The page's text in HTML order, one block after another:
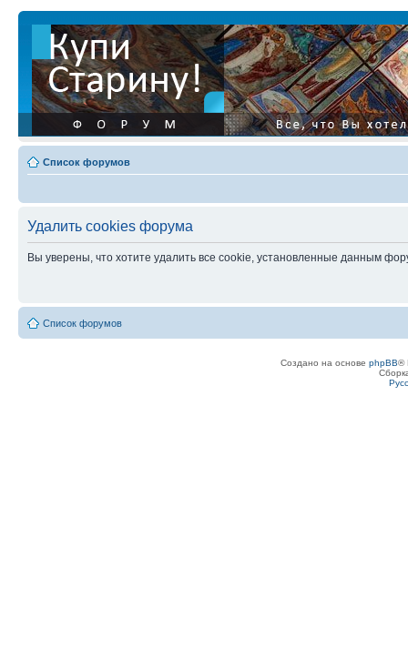
Список форумов
Удалить cookies форума
Вы уверены, что хотите удалить все cookie, установленные данным
Список форумов
Создано на основе phpBB®